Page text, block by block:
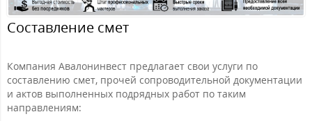
Составление смет
Компания Авалонинвест предлагает свои услуги по
составлению смет, прочей сопроводительной документации
и актов выполненных подрядных работ по таким
направлениям: